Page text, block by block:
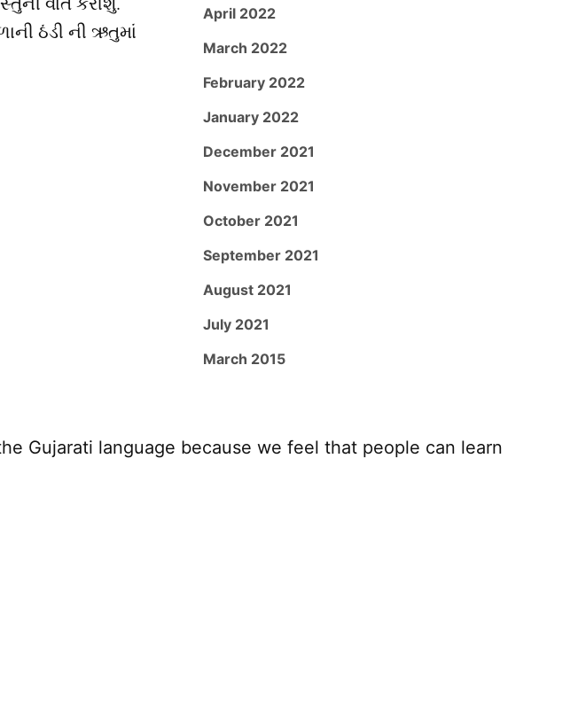
ઠંડી ની ઋતુમાં
April 2022
March 2022
February 2022
January 2022
December 2021
November 2021
October 2021
September 2021
August 2021
July 2021
March 2015
Gujarati language because we feel that people can learn